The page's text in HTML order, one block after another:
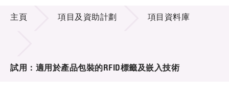
技術商品化
合作計劃
項目及資助計劃
主頁 項目及資助計劃 項目資料庫
試用：適用於產品包裝的RFID標籤及嵌入技術